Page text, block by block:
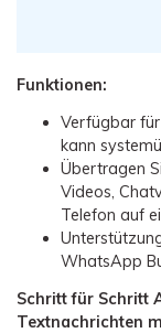
Funktionen:
Verfügbar
kann
Übertragen
Videos,
Telefon auf
WhatsApp
Schritt für Schritt
Textnachrichten